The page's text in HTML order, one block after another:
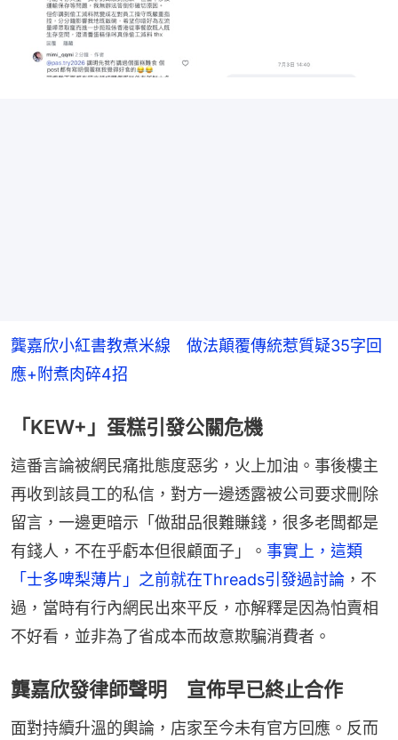
龔嘉欣小紅書教煮米線　做法顛覆傳統惹質疑35字回
應+附煮肉碎4招
「KEW+」蛋糕引發公關危機
這番言論被網民痛批態度惡劣，火上加油。事後樓主
再收到該員工的私信，對方一邊透露被公司要求刪除
留言，一邊更暗示「做甜品很難賺錢，很多老闆都是
有錢人，不在乎虧本但很顧面子」。 事實上，這類
「士多啤梨薄片」之前就在Threads引發過討論 ，不
過，當時有行內網民出來平反，亦解釋是因為怕賣相
不好看，並非為了省成本而故意欺騙消費者。
龔嘉欣發律師聲明 宣佈早已終止合作
面對持續升溫的輿論，店家至今未有官方回應。反而